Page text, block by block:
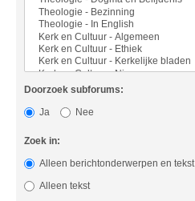
Doorzoek subforums:
Ja
Nee
Zoek in:
Alleen berichtonderwerpen en tekst
Alleen tekst